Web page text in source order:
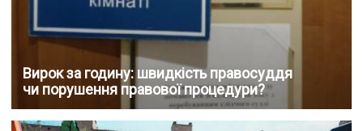
Вирок за годину: швидкість правосуддя
чи порушення правової процедури?